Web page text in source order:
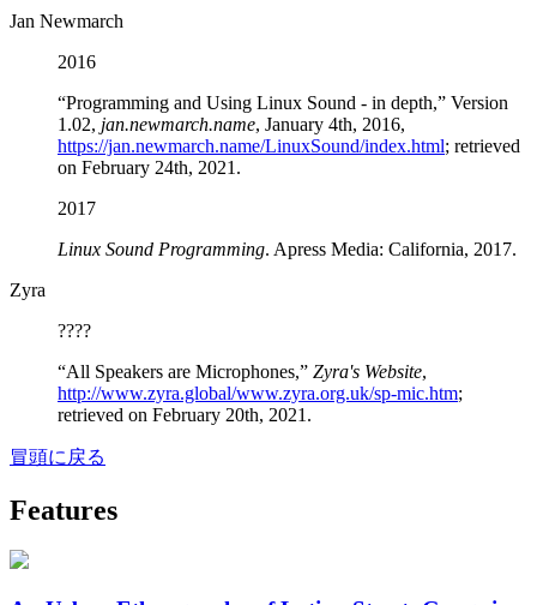
Jan Newmarch
2016
“Programming and Using Linux Sound - in depth,” Version
1.02, jan.newmarch.name, January 4th, 2016,
https://jan.newmarch.name/LinuxSound/index.html; retrieved
on February 24th, 2021.
2017
Linux Sound Programming. Apress Media: California, 2017.
Zyra
????
“All Speakers are Microphones,” Zyra's Website,
http://www.zyra.global/www.zyra.org.uk/sp-mic.htm;
retrieved on February 20th, 2021.
冒頭に戻る
Features